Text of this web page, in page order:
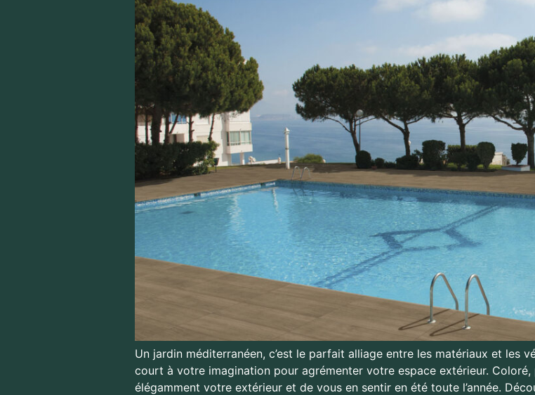
Un jardin méditerranéen, c’est le parfait alliage entre les matériaux et les
court à votre imagination pour agrémenter votre espace extérieur.
élégamment votre extérieur et de vous en sentir en été toute l’année.